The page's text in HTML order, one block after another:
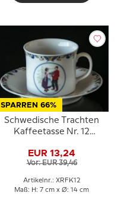
SPARREN 66%
Schwedische Trachten
Kaffeetasse Nr. 12
EUR 13,24
Vor: EUR 39,46
Artikelnr.: XRFK12
Maß: H: 7 cm x Ø: 14 cm